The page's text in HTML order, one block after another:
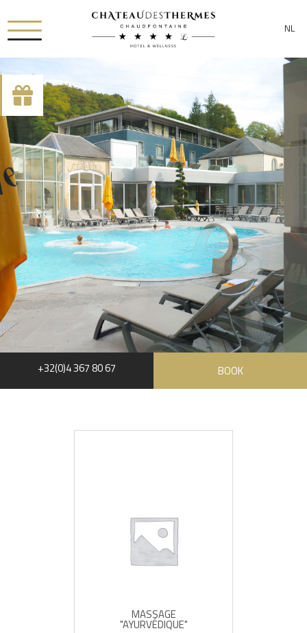
[availability_search category_dropdown="true"
category_include="sejour, chambre"]
RUE HAUSTER 9, B-4050 CHAUDFONTAINE
+32(0)4 367 80 67
INFO[AT]CHATEAUDESTHERMES.BE
ONTDEK ONZE PROMOTIES DOORHIERTE KLIKKEN
NL
+32(0)4 367 80 67 BOOK
MASSAGE
"AYURVÉDIQUE"